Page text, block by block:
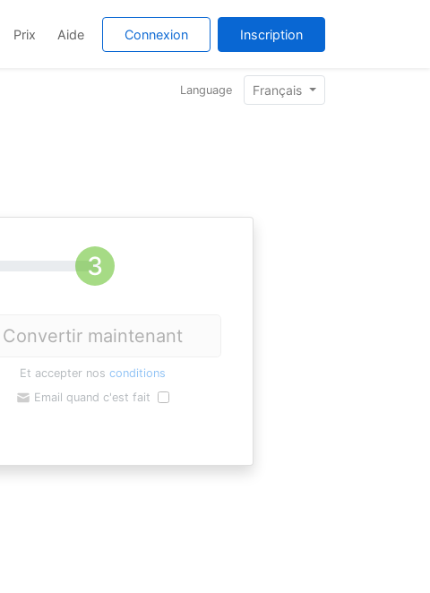
Prix Aide Connexion Inscription
Language Français
Convertir maintenant
Et accepter nosconditions
Email quand c'est fait